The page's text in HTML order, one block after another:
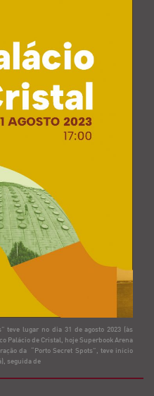
teve lugar no dia 31 de agosto 2023 (às
Palácio de Cristal, hoje Superbook Arena
da “Porto Secret Spots”, teve início
seguida de